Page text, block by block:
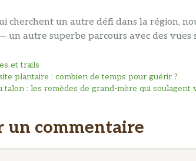
cherchent un autre défi dans la région,
— un autre superbe parcours avec des vues
et trails
plantaire : combien de temps pour guérir ?
talon : les remèdes de grand-mère qui soulagent
un commentaire